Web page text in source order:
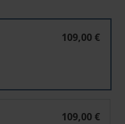
109,00 €
109,00 €